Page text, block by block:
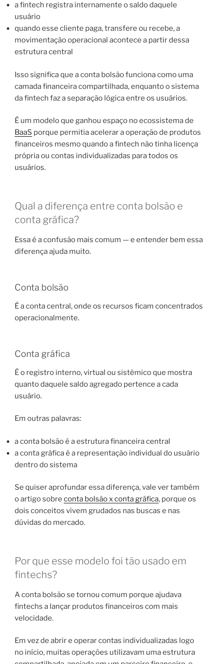
a fintech registra internamente o saldo daquele
usuário
quando esse cliente paga, transfere ou recebe, a
movimentação operacional acontece a partir dessa
estrutura central
Isso significa que a conta bolsão funciona como uma
camada financeira compartilhada, enquanto o sistema
da fintech faz a separação lógica entre os usuários.
É um modelo que ganhou espaço no ecossistema de
BaaS porque permitia acelerar a operação de produtos
financeiros mesmo quando a fintech não tinha licença
própria ou contas individualizadas para todos os
usuários.
Qual a diferença entre conta bolsão e
conta gráfica?
Essa é a confusão mais comum — e entender bem essa
diferença ajuda muito.
Conta bolsão
É a conta central, onde os recursos ficam concentrados
operacionalmente.
Conta gráfica
É o registro interno, virtual ou sistêmico que mostra
quanto daquele saldo agregado pertence a cada
usuário.
Em outras palavras:
a conta bolsão é a estrutura financeira central
a conta gráfica é a representação individual do usuário
dentro do sistema
Se quiser aprofundar essa diferença, vale ver também
o artigo sobre conta bolsão x conta gráfica, porque os
dois conceitos vivem grudados nas buscas e nas
dúvidas do mercado.
Por que esse modelo foi tão usado em
fintechs?
A conta bolsão se tornou comum porque ajudava
fintechs a lançar produtos financeiros com mais
velocidade.
Em vez de abrir e operar contas individualizadas logo
no início, muitas operações utilizavam uma estrutura